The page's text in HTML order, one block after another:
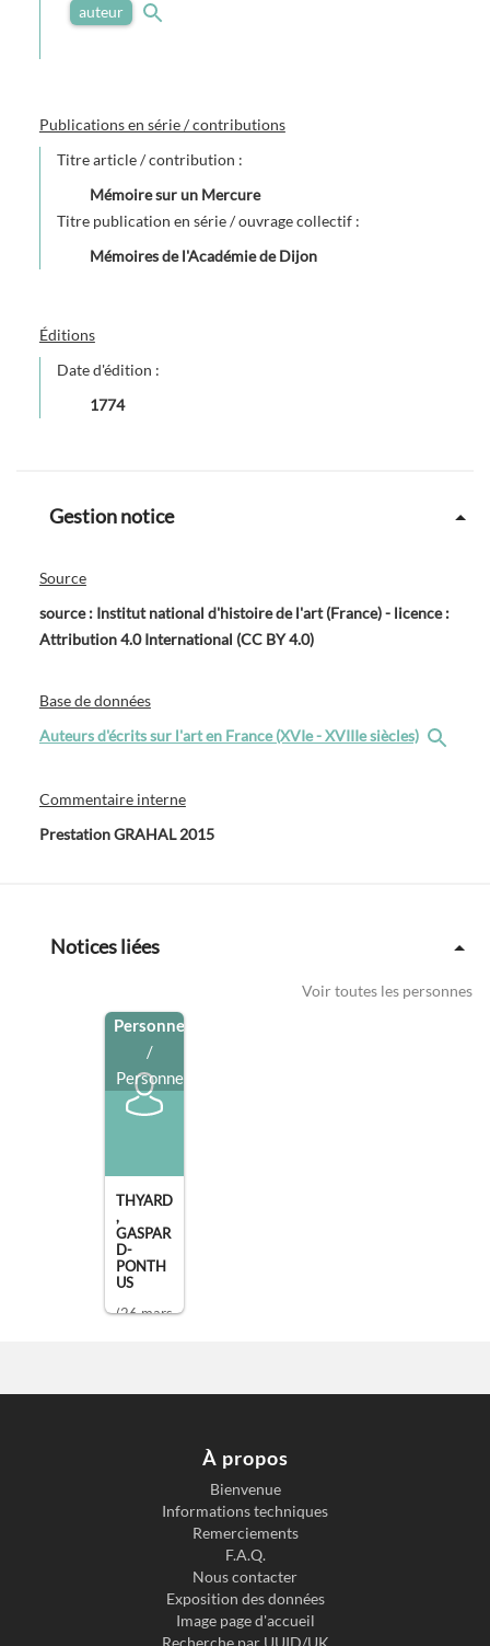
auteur
Publications en série / contributions
Titre article / contribution :
Mémoire sur un Mercure
Titre publication en série / ouvrage collectif :
Mémoires de l'Académie de Dijon
Éditions
Date d'édition :
1774
Gestion notice
Source
source : Institut national d'histoire de l'art (France) - licence :
Attribution 4.0 International (CC BY 4.0)
Base de données
Auteurs d'écrits sur l'art en France (XVIe - XVIIIe siècles)
Commentaire interne
Prestation GRAHAL 2015
Notices liées
Voir toutes les personnes
Personne
/
Personne
THYARD
,
GASPAR
D-
PONTH
US
(26 mars
1786),
À propos
Bienvenue
Informations techniques
Remerciements
F.A.Q.
Nous contacter
Exposition des données
Image page d'accueil
Recherche par UUID/UK